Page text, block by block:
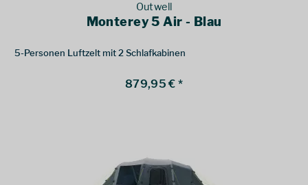
Outwell
Monterey 5 Air - Blau
5-Personen Luftzelt mit 2 Schlafkabinen
879,95 € *